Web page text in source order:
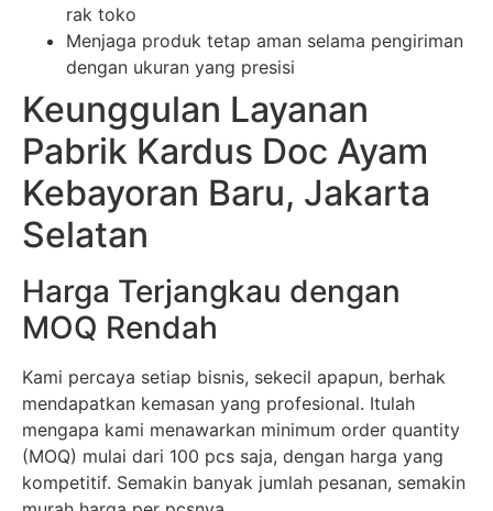
rak toko
Menjaga produk tetap aman selama pengiriman
dengan ukuran yang presisi
Keunggulan Layanan
Pabrik Kardus Doc Ayam
Kebayoran Baru, Jakarta
Selatan
Harga Terjangkau dengan
MOQ Rendah
Kami percaya setiap bisnis, sekecil apapun, berhak
mendapatkan kemasan yang profesional. Itulah
mengapa kami menawarkan minimum order quantity
(MOQ) mulai dari 100 pcs saja, dengan harga yang
kompetitif. Semakin banyak jumlah pesanan, semakin